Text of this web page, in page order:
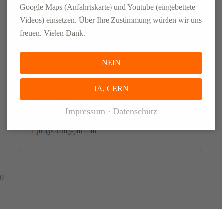
JETZT BEWERBEN
CONLOG GmbH & Co. KG
job@conlog-pm.com
0
Google Maps (Anfahrtskarte) und Youtube (eingebettete
Videos) einsetzen. Über Ihre Zustimmung würden wir uns
freuen. Vielen Dank.
NEIN
JA, GERN
Impressum Datenschutz